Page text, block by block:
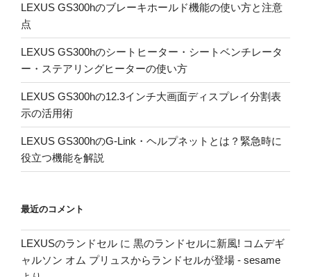
LEXUS GS300hのブレーキホールド機能の使い方と注意
点
LEXUS GS300hのシートヒーター・シートベンチレータ
ー・ステアリングヒーターの使い方
LEXUS GS300hの12.3インチ大画面ディスプレイ分割表
示の活用術
LEXUS GS300hのG-Link・ヘルプネットとは？緊急時に
役立つ機能を解説
最近のコメント
LEXUSのランドセル に 黒のランドセルに新風! コムデギ
ャルソン オム プリュスからランドセルが登場 - sesame